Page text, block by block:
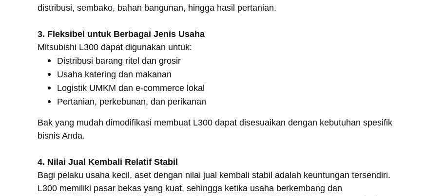
distribusi, sembako, bahan bangunan, hingga hasil pertanian.
3. Fleksibel untuk Berbagai Jenis Usaha
Mitsubishi L300 dapat digunakan untuk:
Distribusi barang ritel dan grosir
Usaha katering dan makanan
Logistik UMKM dan e-commerce lokal
Pertanian, perkebunan, dan perikanan
Bak yang mudah dimodifikasi membuat L300 dapat disesuaikan dengan kebutuhan spesifik
bisnis Anda.
4. Nilai Jual Kembali Relatif Stabil
Bagi pelaku usaha kecil, aset dengan nilai jual kembali stabil adalah keuntungan tersendiri.
L300 memiliki pasar bekas yang kuat, sehingga ketika usaha berkembang dan